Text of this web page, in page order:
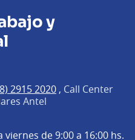
y
2915 2020 , Call Center
Antel
viernes de 9:00 a 16:00 hs.